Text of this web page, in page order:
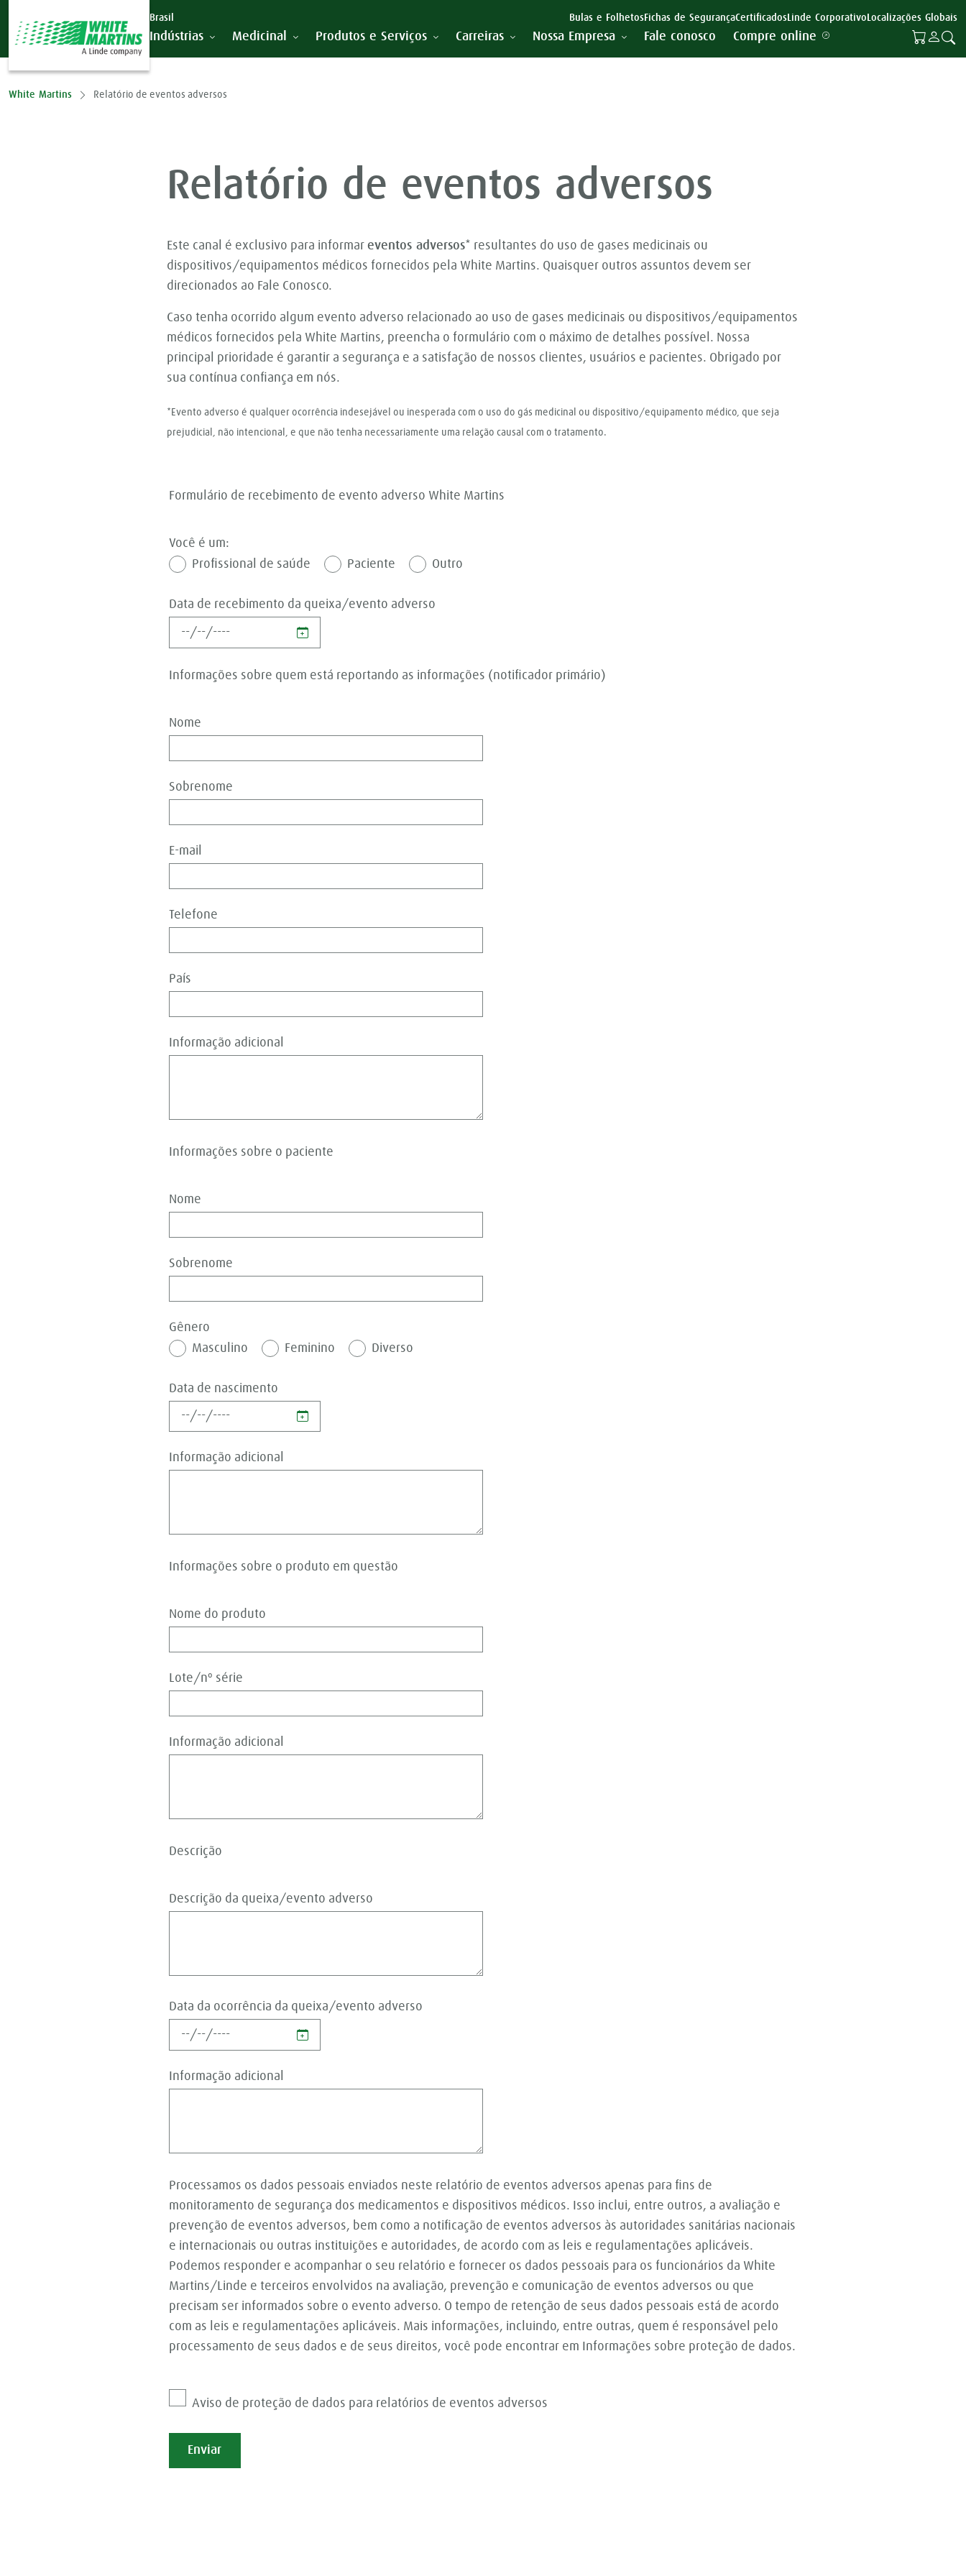
Ir para o conteúdo principal
Brasil Bulas e FolhetosFichas de SegurançaCertificadosLinde Corporativo Localizações Globais
Indústrias Medicinal Produtos e Serviços Carreiras Nossa Empresa Fale conosco Compre online
White Martins Relatório de eventos adversos
Relatório de eventos adversos
Este canal é exclusivo para informar eventos adversos* resultantes do uso de gases medicinais ou
dispositivos/equipamentos médicos fornecidos pela White Martins. Quaisquer outros assuntos devem ser
direcionados ao Fale Conosco.
Caso tenha ocorrido algum evento adverso relacionado ao uso de gases medicinais ou dispositivos/equipamentos
médicos fornecidos pela White Martins, preencha o formulário com o máximo de detalhes possível. Nossa
principal prioridade é garantir a segurança e a satisfação de nossos clientes, usuários e pacientes. Obrigado por
sua contínua confiança em nós.
*Evento adverso é qualquer ocorrência indesejável ou inesperada com o uso do gás medicinal ou dispositivo/equipamento médico, que seja
prejudicial, não intencional, e que não tenha necessariamente uma relação causal com o tratamento.